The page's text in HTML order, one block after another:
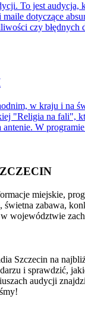
To jest audycja,
maile dotyczące
czy błędnych
w kraju i na
"Religia na fali",
antenie. W
miejskie,
zabawa,
w województwie
Szczecin na
i sprawdzić,
audycji